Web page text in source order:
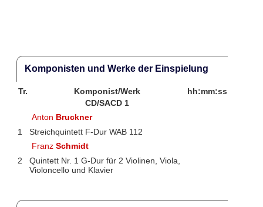
Komponisten und Werke der Einspielung
Tr. Komponist/Werk
hh:mm:ss
CD/SACD 1
Anton Bruckner
1
Streichquintett F-Dur WAB 112
FranzSchmidt
2
Quintett Nr. 1 G-Dur für 2 Violinen, Viola,
Violoncello und Klavier